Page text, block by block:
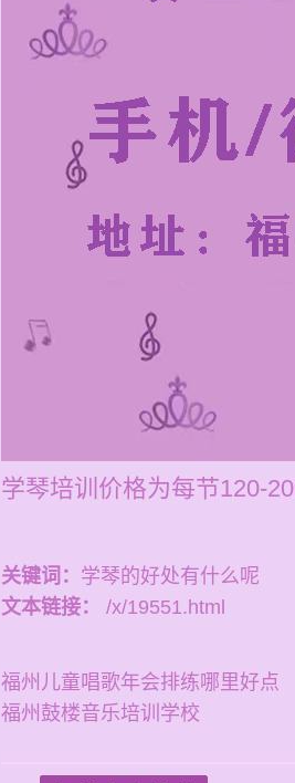
学琴培训价格为每节120-
关键词： 学琴的好处有什么呢
文本链接：
/x/19551.html
福州儿童唱歌年会排练哪里好点
福州鼓楼音乐培训学校